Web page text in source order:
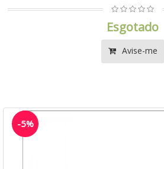
Esgotado
Avise-me
-5%